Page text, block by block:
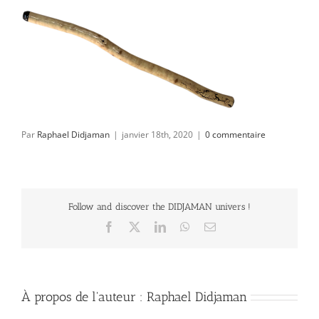
Par Raphael Didjaman | janvier 18th, 2020 | 0 commentaire
Follow and discover the DIDJAMAN univers !
Facebook LinkedInWhatsApp
Email
À propos de l'auteur : Raphael Didjaman